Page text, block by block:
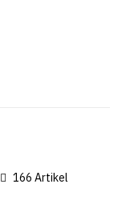
166 Artikel